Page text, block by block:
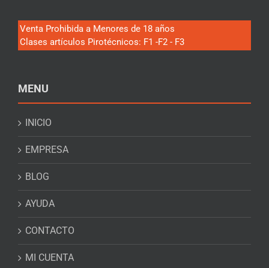
Venta Prohibida a Menores de 18 años
Clases artículos Pirotécnicos: F1 -F2 - F3
MENU
INICIO
EMPRESA
BLOG
AYUDA
CONTACTO
MI CUENTA